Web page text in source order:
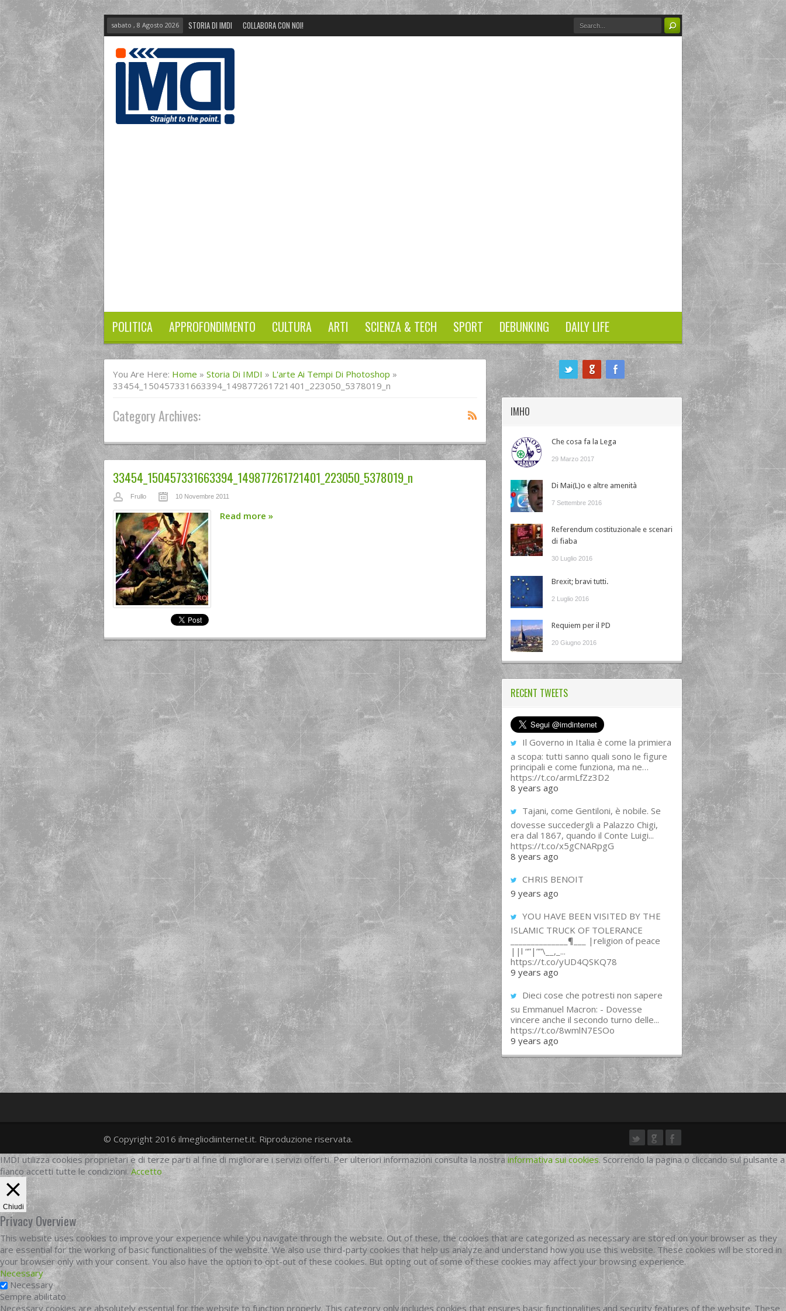
sabato , 8 Agosto 2026 STORIA DI IMDI COLLABORA CON NOI!
POLITICA APPROFONDIMENTO CULTURA ARTI SCIENZA & TECH SPORT DEBUNKING DAILY LIFE
You Are Here: Home » Storia Di IMDI » L'arte Ai Tempi Di Photoshop »
33454_150457331663394_149877261721401_223050_5378019_n
Category Archives:
33454_150457331663394_149877261721401_223050_5378019_n
Frullo 10 Novembre 2011
Read more »
IMHO
Che cosa fa la Lega
29 Marzo 2017
Di Mai(L)o e altre amenità
7 Settembre 2016
Referendum costituzionale e scenari
di fiaba
30 Luglio 2016
Brexit; bravi tutti.
2 Luglio 2016
Requiem per il PD
20 Giugno 2016
RECENT TWEETS
Il Governo in Italia è come la primiera
a scopa: tutti sanno quali sono le figure
principali e come funziona, ma ne…
https://t.co/armLfZz3D2
8 years ago
Tajani, come Gentiloni, è nobile. Se
dovesse succedergli a Palazzo Chigi,
era dal 1867, quando il Conte Luigi...
https://t.co/x5gCNARpgG
8 years ago
CHRIS BENOIT
9 years ago
YOU HAVE BEEN VISITED BY THE
ISLAMIC TRUCK OF TOLERANCE
______________¶___ |religion of peace
||l “”|””\__,_...
https://t.co/yUD4QSKQ78
9 years ago
Dieci cose che potresti non sapere
su Emmanuel Macron: - Dovesse
vincere anche il secondo turno delle...
https://t.co/8wmlN7ESOo
9 years ago
twittergoogleplus
facebook
© Copyright 2016 ilmegliodiinternet.it. Riproduzione riservata.
IMDI utilizza cookies proprietari e di terze parti al fine di migliorare i servizi offerti. Per ulteriori informazioni consulta la nostra informativa sui cookies. Scorrendo la pagina o cliccando sul pulsante a
fianco accetti tutte le condizioni. Accetto
Chiudi
Privacy Overview
This website uses cookies to improve your experience while you navigate through the website. Out of these, the cookies that are categorized as necessary are stored on your browser as they
are essential for the working of basic functionalities of the website. We also use third-party cookies that help us analyze and understand how you use this website. These cookies will be stored in
your browser only with your consent. You also have the option to opt-out of these cookies. But opting out of some of these cookies may affect your browsing experience.
Necessary
Necessary
Sempre abilitato
Necessary cookies are absolutely essential for the website to function properly. This category only includes cookies that ensures basic functionalities and security features of the website. These